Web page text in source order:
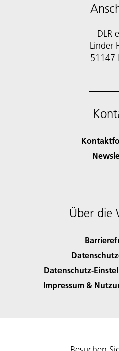
DLR
Linder
51147
Über die
Datenschutz-
Impressum &